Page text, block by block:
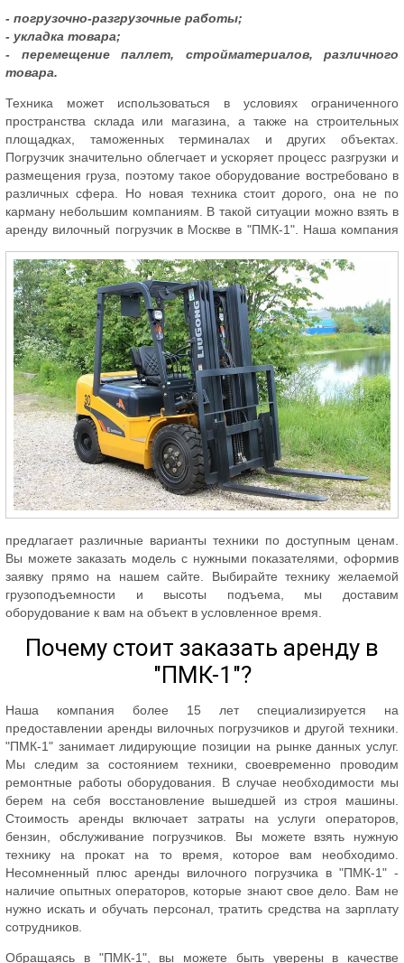
- погрузочно-разгрузочные работы;
- укладка товара;
- перемещение паллет, стройматериалов, различного
товара.
Техника может использоваться в условиях ограниченного
пространства склада или магазина, а также на строительных
площадках, таможенных терминалах и других объектах.
Погрузчик значительно облегчает и ускоряет процесс разгрузки и
размещения груза, поэтому такое оборудование востребовано в
различных сфера. Но новая техника стоит дорого, она не по
карману небольшим компаниям. В такой ситуации можно взять в
аренду вилочный погрузчик в Москве в "ПМК-1". Наша компания
предлагает различные варианты техники по доступным ценам.
Вы можете заказать модель с нужными показателями, оформив
заявку прямо на нашем сайте. Выбирайте технику желаемой
грузоподъемности и высоты подъема, мы доставим
оборудование к вам на объект в условленное время.
Почему стоит заказать аренду в
"ПМК-1"?
Наша компания более 15 лет специализируется на
предоставлении аренды вилочных погрузчиков и другой техники.
"ПМК-1" занимает лидирующие позиции на рынке данных услуг.
Мы следим за состоянием техники, своевременно проводим
ремонтные работы оборудования. В случае необходимости мы
берем на себя восстановление вышедшей из строя машины.
Стоимость аренды включает затраты на услуги операторов,
бензин, обслуживание погрузчиков. Вы можете взять нужную
технику на прокат на то время, которое вам необходимо.
Несомненный плюс аренды вилочного погрузчика в "ПМК-1" -
наличие опытных операторов, которые знают свое дело. Вам не
нужно искать и обучать персонал, тратить средства на зарплату
сотрудников.
Обращаясь в "ПМК-1", вы можете быть уверены в качестве